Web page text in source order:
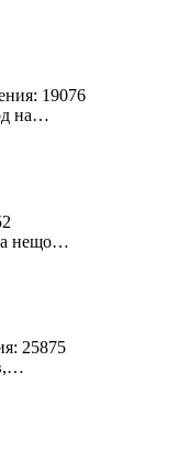
19076
на…
нещо…
25875